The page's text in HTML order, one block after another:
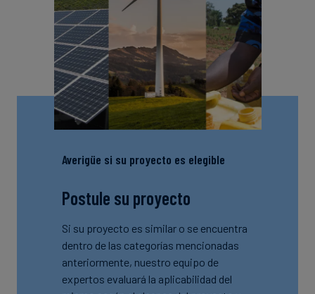
Averigüe si su proyecto es elegible
Postule su proyecto
Si su proyecto es similar o se encuentra
dentro de las categorías mencionadas
anteriormente, nuestro equipo de
expertos evaluará la aplicabilidad del